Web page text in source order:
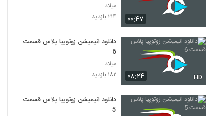
۰۰:۴۷
میلاد
۲۱۴ بازدید
۰۸:۲۴ HD
دانلود انیمیشن زوتوپیا پلاس قسمت
6
میلاد
۱۸۲ بازدید
دانلود انیمیشن زوتوپیا پلاس قسمت
5